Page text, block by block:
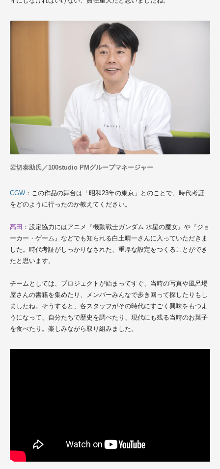
岩切泰助氏／100studio PMグループマネージャー
CGW ：この作品の舞台は「昭和23年の東京」とのことで、時代考証
をどのように行ったのか教えてください。
髙田 ：設定協力にはアニメ『機動戦士ガンダム 水星の魔女』や『ジョ
ーカー・ゲーム』などでも知られる白土晴一さんに入っていただきま
した。時代考証がしっかりなされた、重厚な設定をつくることができ
たと思います。
チームとしては、プロジェクトが始まってすぐ、当時の写真や風呂場
屋さんの書籍を集めたり、メンバーみんなで歩き回って探したりもし
ましたね。そうすると、各スタッフがその時代にすごく興味をもつよ
うになって、自分たちで歴史を調べたり、現代にも残る当時のお菓子
を食べたり。楽しみながら取り組みました。